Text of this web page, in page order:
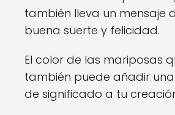
también lleva un mensaje
buena suerte y felicidad.
El color de las mariposas
también puede añadir
de significado a tu